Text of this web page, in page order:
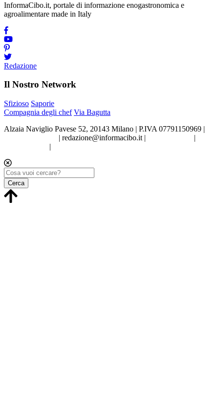
InformaCibo.it, portale di informazione enogastronomica e
agroalimentare made in Italy
Redazione
Il Nostro Network
Sfizioso Saporie
Compagnia degli chef Via Bagutta
Alzaia Naviglio Pavese 52, 20143 Milano | P.IVA 07791150969 |
| redazione@informacibo.it |
|
|
Cerca